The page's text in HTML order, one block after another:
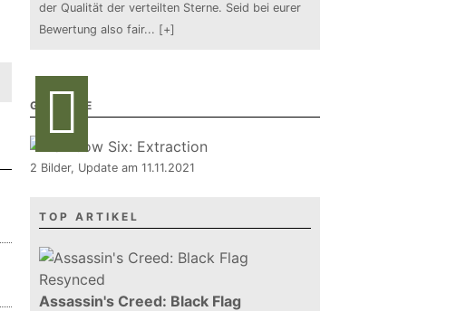
der Qualität der verteilten Sterne. Seid bei eurer
Bewertung also fair... [+]
GALERIE
2 Bilder, Update am 11.11.2021
TOP ARTIKEL
Assassin's Creed: Black Flag